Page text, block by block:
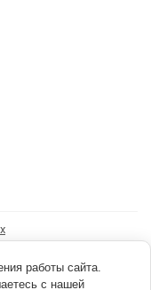
работы сайта.
с нашей